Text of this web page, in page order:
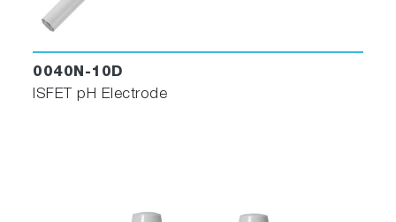
0040N-10D
ISFET pH Electrode